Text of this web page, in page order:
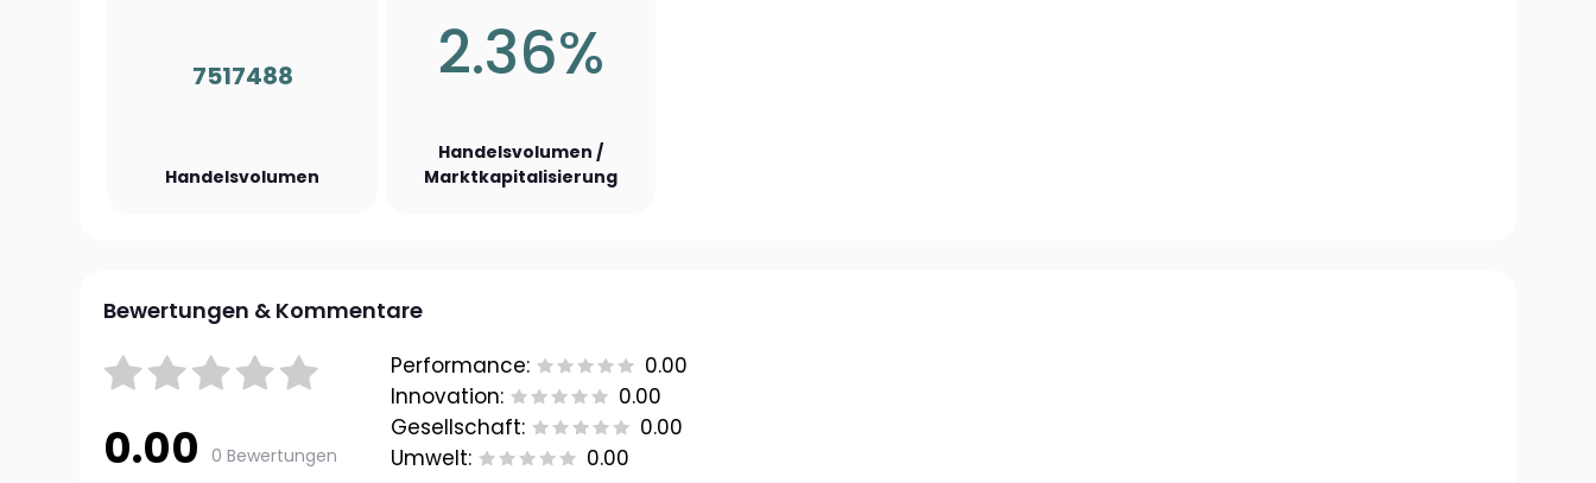
7517488
Handelsvolumen
2.36%
Handelsvolumen /
Marktkapitalisierung
Bewertungen & Kommentare
0.00 0 Bewertungen
Performance:
0.00
Innovation:
0.00
Gesellschaft:
0.00
Umwelt:
0.00